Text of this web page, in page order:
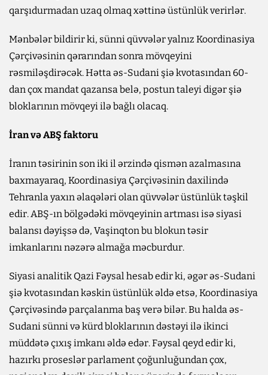
qarşıdurmadan uzaq olmaq xəttinə üstünlük verirlər.
Mənbələr bildirir ki, sünni qüvvələr yalnız Koordinasiya
Çərçivəsinin qərarından sonra mövqeyini
rəsmiləşdirəcək. Hətta əs-Sudani şiə kvotasından 60-
dan çox mandat qazansa belə, postun taleyi digər şiə
bloklarının mövqeyi ilə bağlı olacaq.
İran və ABŞ faktoru
İranın təsirinin son iki il ərzində qismən azalmasına
baxmayaraq, Koordinasiya Çərçivəsinin daxilində
Tehranla yaxın əlaqələri olan qüvvələr üstünlük təşkil
edir. ABŞ-ın bölgədəki mövqeyinin artması isə siyasi
balansı dəyişsə də, Vaşinqton bu blokun təsir
imkanlarını nəzərə almağa məcburdur.
Siyasi analitik Qazi Fəysal hesab edir ki, əgər əs-Sudani
şiə kvotasından kəskin üstünlük əldə etsə, Koordinasiya
Çərçivəsində parçalanma baş verə bilər. Bu halda əs-
Sudani sünni və kürd bloklarının dəstəyi ilə ikinci
müddətə çıxış imkanı əldə edər. Fəysal qeyd edir ki,
hazırkı proseslər parlament çoğunluğundan çox,